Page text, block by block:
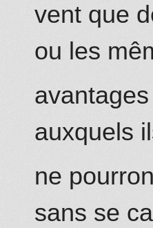
vent que
ou les
auxquels
ne
sans se